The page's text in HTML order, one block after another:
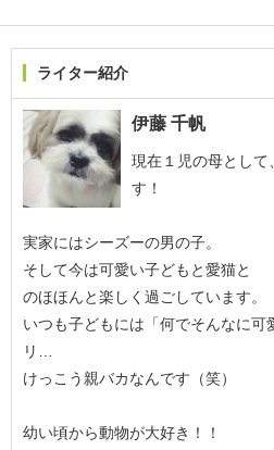
ライター紹介
伊藤 千帆
現在１児の母として
す！
実家にはシーズーの男の子。
そして今は可愛い子どもと愛猫と
のほほんと楽しく過ごしています。
いつも子どもには「何でそんなに可
リ…
けっこう親バカなんです（笑）
幼い頃から動物が大好き！！